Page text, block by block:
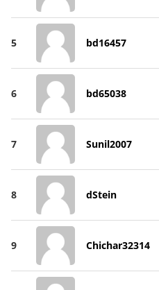
5 bd16457
6 bd65038
7 Sunil2007
8 dStein
9 Chichar32314